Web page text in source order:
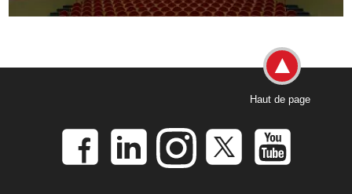
Haut de page